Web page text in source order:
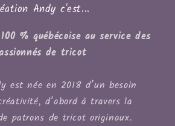
Andy c'est...
% québécoise au service des
de tricot
est née en 2018 d’un besoin
d’abord à travers la
patrons de tricot originaux.